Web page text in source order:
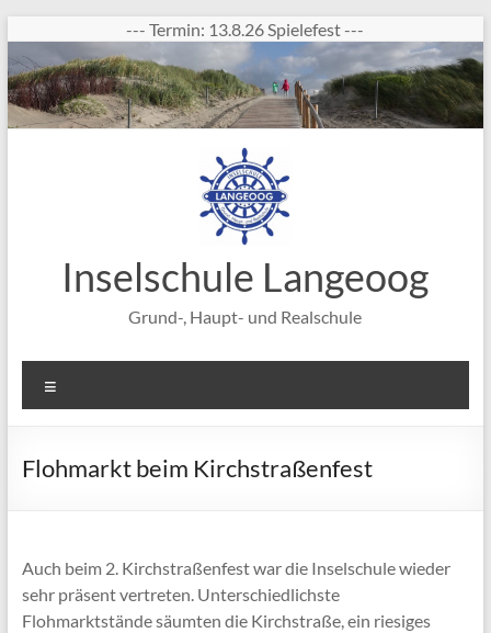
Inhalt
springen
--- Termin: 13.8.26 Spielefest ---
Inselschule Langeoog
Grund-, Haupt- und Realschule
Flohmarkt beim Kirchstraßenfest
Auch beim 2. Kirchstraßenfest war die Inselschule wieder
sehr präsent vertreten. Unterschiedlichste
Flohmarktstände säumten die Kirchstraße, ein riesiges